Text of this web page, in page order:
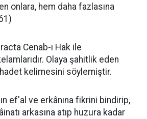
onlara, hem daha fazlasına
Cenab-ı Hak ile
Olaya şahitlik eden
kelimesini söylemiştir.
ef'al ve erkânına fikrini bindirip,
arkasına atıp huzura kadar